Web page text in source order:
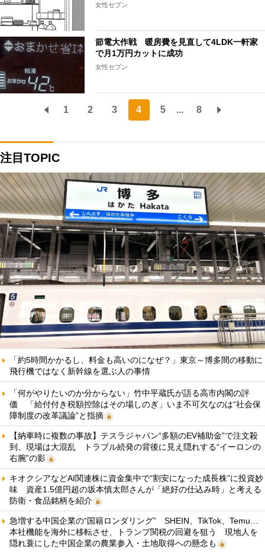
女性セブン
節電大作戦 暖房費を見直して4LDK一軒家
で月1万円カットに成功
女性セブン
1 2 3 4 5 ... 8
注目TOPIC
「約5時間かかるし、料金も高いのになぜ？」東京～博多間の移動に
飛行機ではなく新幹線を選ぶ人の事情
「何がやりたいのか分からない」竹中平蔵氏が語る高市内閣の評
価 「給付付き税額控除はその場しのぎ」いま不可欠なのは“社会保
障制度の改革議論”と指摘
【納車時に複数の事故】テスラジャパン“多額のEV補助金”で注文殺
到、現場は大混乱 トラブル続発の背後に見え隠れする“イーロンの
右腕”の影
キオクシアなどAI関連株に資金集中で“割安になった成長株”に投資妙
味 資産1.5億円超の坂本慎太郎さんが「絶好の仕込み時」と考える
防衛・食品銘柄を紹介
急増する中国企業の“国籍ロンダリング” SHEIN、TikTok、Temu…
本社機能を海外に移転させ、トランプ関税の回避を狙う 現地人を
隠れ蓑にした中国企業の農業参入・土地取得への懸念も